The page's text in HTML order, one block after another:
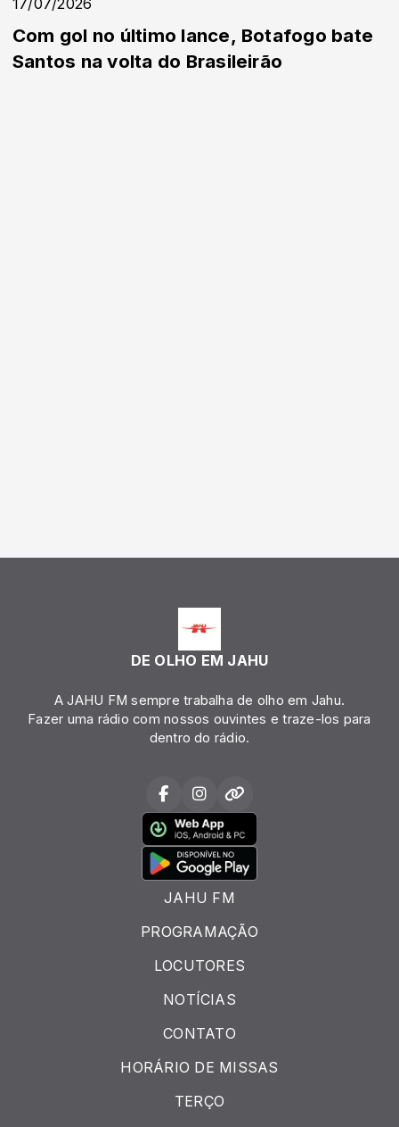
Com gol no último lance, Botafogo bate
Santos na volta do Brasileirão
DE OLHO EM JAHU
A JAHU FM sempre trabalha de olho em Jahu.
Fazer uma rádio com nossos ouvintes e traze-los para
dentro do rádio.
JAHU FM
PROGRAMAÇÃO
LOCUTORES
NOTÍCIAS
CONTATO
HORÁRIO DE MISSAS
TERÇO